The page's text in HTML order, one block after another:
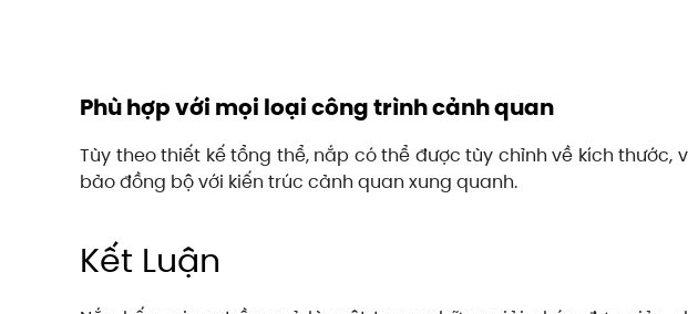
Phù hợp với mọi loại công trình cảnh quan
Tùy theo thiết kế tổng thể, nắp có thể được tùy chỉnh về kích thước,
bảo đồng bộ với kiến trúc cảnh quan xung quanh.
Kết Luận